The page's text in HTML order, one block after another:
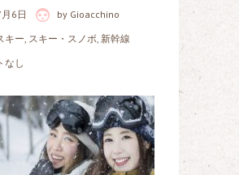
6日 by Gioacchino
キー スキー・スノボ 新幹線
なし